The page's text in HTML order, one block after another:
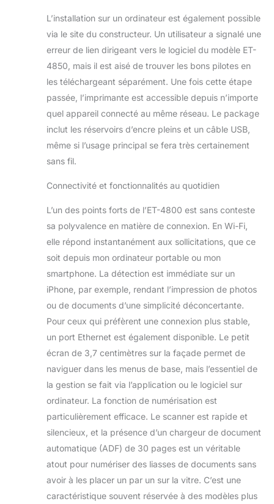
Epson Smart Panel
- Cette application
vous permet de
contrôler votre
imprimante à partir
de votre appareil
mobile* - Vous
pouvez imprimer,
copier et numériser
des photos, mais
dépanner votre
depuis votre
téléphone ou votre
tablette
Nombreuses
Grâce à son écran
couleur LCD de 3,7
cm, à son chargeur
automatique de
pages, à son fax et
à son bac papier
arrière de 100
feuilles ainsi qu’à
des vitesses
pages par minute*,
vous pouvez
effectuer
rapidement
toute simplicité
Flexibilité moderne
L’installation sur un ordinateur est également possible
via le site du constructeur. Un utilisateur a signalé une
erreur de lien dirigeant vers le logiciel du modèle ET-
4850, mais il est aisé de trouver les bons pilotes en
les téléchargeant séparément. Une fois cette étape
passée, l’imprimante est accessible depuis n’importe
quel appareil connecté au même réseau. Le package
inclut les réservoirs d’encre pleins et un câble USB,
même si l’usage principal se fera très certainement
sans fil.
Connectivité et fonctionnalités au quotidien
L’un des points forts de l’ET-4800 est sans conteste
sa polyvalence en matière de connexion. En Wi-Fi,
elle répond instantanément aux sollicitations, que ce
soit depuis mon ordinateur portable ou mon
smartphone. La détection est immédiate sur un
iPhone, par exemple, rendant l’impression de photos
ou de documents d’une simplicité déconcertante.
Pour ceux qui préfèrent une connexion plus stable,
un port Ethernet est également disponible. Le petit
écran de 3,7 centimètres sur la façade permet de
naviguer dans les menus de base, mais l’essentiel de
la gestion se fait via l’application ou le logiciel sur
ordinateur. La fonction de numérisation est
particulièrement efficace. Le scanner est rapide et
silencieux, et la présence d’un chargeur de document
automatique (ADF) de 30 pages est un véritable
atout pour numériser des liasses de documents sans
avoir à les placer un par un sur la vitre. C’est une
caractéristique souvent réservée à des modèles plus